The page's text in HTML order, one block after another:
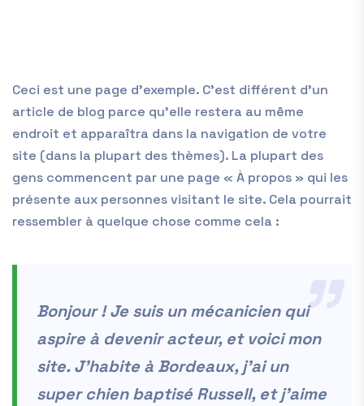
Ceci est une page d’exemple. C’est différent d’un
article de blog parce qu’elle restera au même
endroit et apparaîtra dans la navigation de votre
site (dans la plupart des thèmes). La plupart des
gens commencent par une page « À propos » qui les
présente aux personnes visitant le site. Cela pourrait
ressembler à quelque chose comme cela :
Bonjour ! Je suis un mécanicien qui
aspire à devenir acteur, et voici mon
site. J’habite à Bordeaux, j’ai un
super chien baptisé Russell, et j’aime